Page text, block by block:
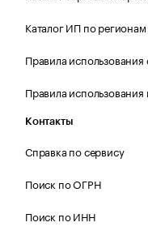
Каталог ИП по регионам
Правила использования
Правила
Контакты
Справка по сервису
Поиск по ОГРН
Поиск по ИНН